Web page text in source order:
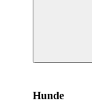
Hunde